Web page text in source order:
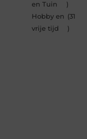
en Tuin
)
Hobby en
vrije tijd
(31
)